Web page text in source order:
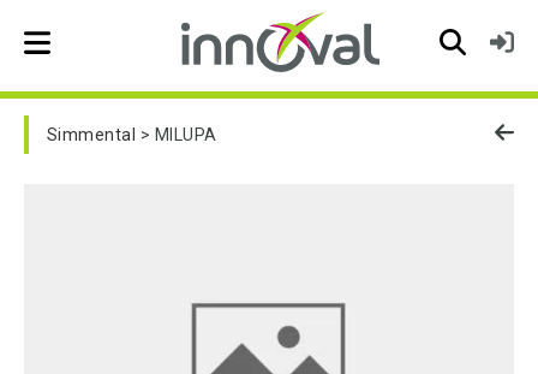
Skip to main navigation
Simmental MILUPA